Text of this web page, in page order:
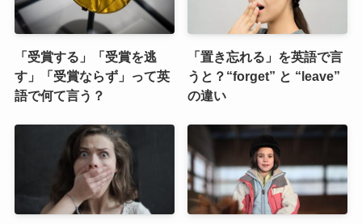
「受賞する」「受賞を逃
す」「受賞ならず」って英
語で何て言う？
「置き忘れる」を英語で言
うと？“forget” と “leave”
の違い